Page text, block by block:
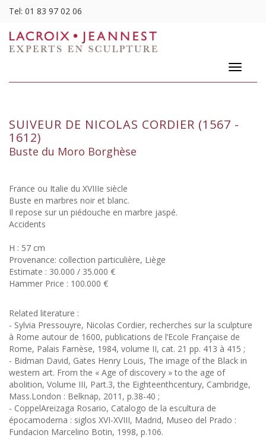
Tel: 01 83 97 02 06
Toggle
SUIVEUR DE NICOLAS CORDIER (1567 -
1612)
Buste du Moro Borghèse
France ou Italie du XVIIIe siècle
Buste en marbres noir et blanc.
Il repose sur un piédouche en marbre jaspé.
Accidents
H : 57 cm
Provenance: collection particulière, Liège
Estimate : 30.000 / 35.000 €
Hammer Price : 100.000 €
Related literature :
- Sylvia Pressouyre, Nicolas Cordier, recherches sur la sculpture
à Rome autour de 1600, publications de l’Ecole Française de
Rome, Palais Farnèse, 1984, volume II, cat. 21 pp. 413 à 415 ;
- Bidman David, Gates Henry Louis, The image of the Black in
western art. From the « Age of discovery » to the age of
abolition, Volume III, Part.3, the Eighteenthcentury, Cambridge,
Mass.London : Belknap, 2011, p.38-40 ;
- CoppelAreizaga Rosario, Catalogo de la escultura de
épocamoderna : siglos XVI-XVIII, Madrid, Museo del Prado :
Fundacion Marcelino Botin, 1998, p.106.